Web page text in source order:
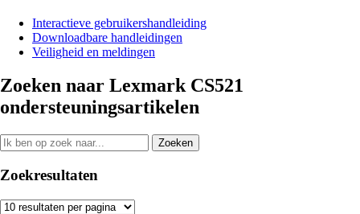
Interactieve gebruikershandleiding
Downloadbare handleidingen
Veiligheid en meldingen
Zoeken naar Lexmark CS521
ondersteuningsartikelen
Zoeken
Zoekresultaten